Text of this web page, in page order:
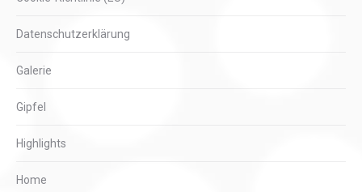
Datenschutzerklärung
Galerie
Gipfel
Highlights
Home